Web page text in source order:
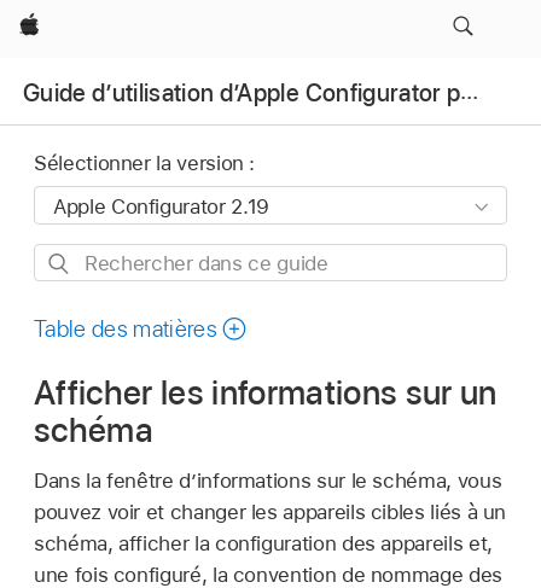
Apple
Guide d’utilisation d’Apple Configurator pour Mac
Sélectionner la version :
Rechercher
ce
Table des matières
Afficher les informations sur un
schéma
Dans la fenêtre d’informations sur le schéma, vous
pouvez voir et changer les appareils cibles liés à un
schéma, afficher la configuration des appareils et,
une fois configuré, la convention de nommage des